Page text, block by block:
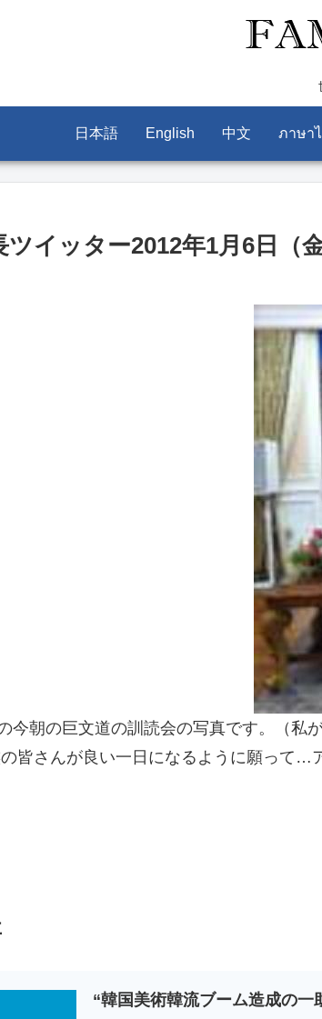
日本語 English 中文 ภาษา
イッター2012年1月6日（金
今朝の巨文道の訓読会の写真です。（私
皆さんが良い一日になるように願って…
“韓国美術韓流ブーム造成の